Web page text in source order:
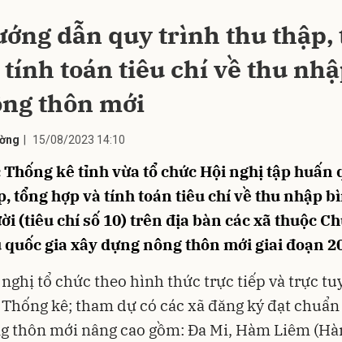
dẫn quy trình thu thập,
tính toán tiêu chí về thu
thôn mới
15/08/2023 14:10
Thống kê tỉnh vừa tổ chức Hội nghị tập
tổng hợp và tính toán tiêu chí về thu nhập
(tiêu chí số 10) trên địa bàn các xã thuộc
gia xây dựng nông thôn mới giai đoạn
tổ chức theo hình thức trực tiếp và trực
kê; tham dự có các xã đăng ký đạt
thôn mới nâng cao gồm: Đa Mi, Hàm Liêm